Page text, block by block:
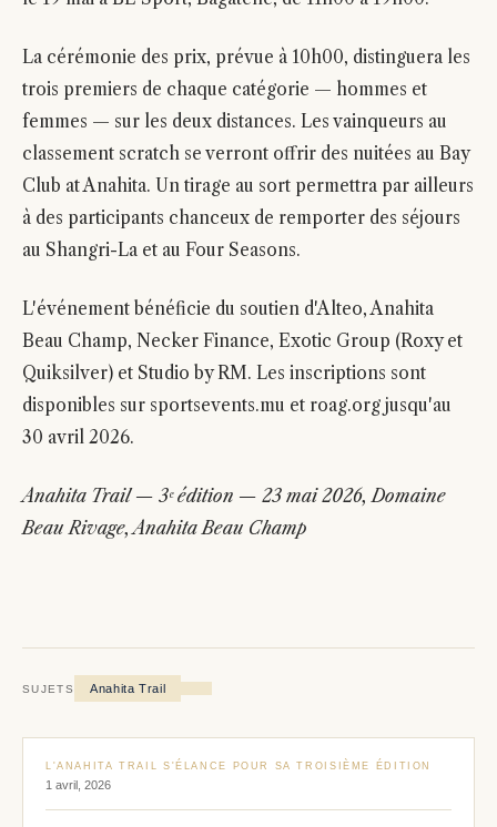
La cérémonie des prix, prévue à 10h00, distinguera les
trois premiers de chaque catégorie — hommes et
femmes — sur les deux distances. Les vainqueurs au
classement scratch se verront offrir des nuitées au Bay
Club at Anahita. Un tirage au sort permettra par ailleurs
à des participants chanceux de remporter des séjours
au Shangri-La et au Four Seasons.
L'événement bénéficie du soutien d'Alteo, Anahita
Beau Champ, Necker Finance, Exotic Group (Roxy et
Quiksilver) et Studio by RM. Les inscriptions sont
disponibles sur sportsevents.mu et roag.org jusqu'au
30 avril 2026.
Anahita Trail — 3ᵉ édition — 23 mai 2026, Domaine
Beau Rivage, Anahita Beau Champ
SUJETS Anahita Trail
L'ANAHITA TRAIL S'ÉLANCE POUR SA TROISIÈME ÉDITION
1 avril, 2026